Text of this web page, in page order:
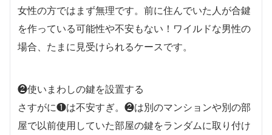
女性の方ではまず無理です。前に住んでいた人が合鍵
を作っている可能性や不安もない！ワイルドな男性の
場合、たまに見受けられるケースです。
❷使いまわしの鍵を設置する
さすがに❶は不安すぎ。❷は別のマンションや別の部
屋で以前使用していた部屋の鍵をランダムに取り付け